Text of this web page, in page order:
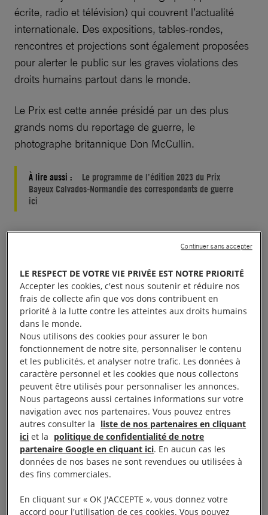
écrite, radio et télévision) qui couvrent l’actualité
internationale. Des expositions, tables-rondes,
rencontres et projections sont également proposées
pour alerter le public sur les graves violations des
droits humains partout dans le monde.
Le Prix est cette année présidé par un des plus
grands noms du reportage de guerre, le
photographe britannique Don McCullin.
À lire aussi :
Le programme de l’édition 2023 du Prix
Bayeux Calvados-Normandie des correspondants de guerre
ici
AFGHANISTAN : LE BESOIN
DE PROTÉGER LES FEMMES
ET LES FILLES
Depuis qu’ils ont repris le pouvoir en août 2021, les
talibans mènent une véritable guerre contre les
femmes et les filles afghanes en restreignant
dramatiquement leurs droits. Cette campagne de
persécution fondée sur le genre est organisée,
généralisée et systématique et pourrait constituer un
crime contre l’humanité.
La guerre des talibans contre les femmes
LE RESPECT DE VOTRE VIE PRIVÉE EST NOTRE PRIORITÉ
Accepter les cookies, c'est nous soutenir et réduire nos
frais de collecte afin que vos dons contribuent en
priorité à la lutte contre les atteintes aux droits humains
dans le monde.
Nous utilisons des cookies pour assurer le bon
fonctionnement de notre site, personnaliser le contenu
et les publicités, et analyser notre trafic. Les données à
caractère personnel et les cookies que nous collectons
peuvent être utilisés pour personnaliser les annonces.
Nous partageons aussi certaines informations sur votre
navigation avec nos partenaires. Vous pouvez entres
autres consulter la liste de nos partenaires en cliquant
ici et la politique de confidentialité de notre
partenaire Google en cliquant ici. En aucun cas les
données de nos bases ne sont revendues ou utilisées à
des fins commerciales.
En cliquant sur « OK J'ACCEPTE », vous donnez votre
accord pour l'utilisation de ces cookies. Vous pouvez
Continuer sans accepter